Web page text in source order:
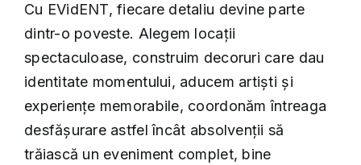
Cu EVidENT, fiecare detaliu devine parte
dintr-o poveste. Alegem locații
spectaculoase, construim decoruri care dau
identitate momentului, aducem artiști și
experiențe memorabile, coordonăm întreaga
desfășurare astfel încât absolvenții să
trăiască un eveniment complet, bine